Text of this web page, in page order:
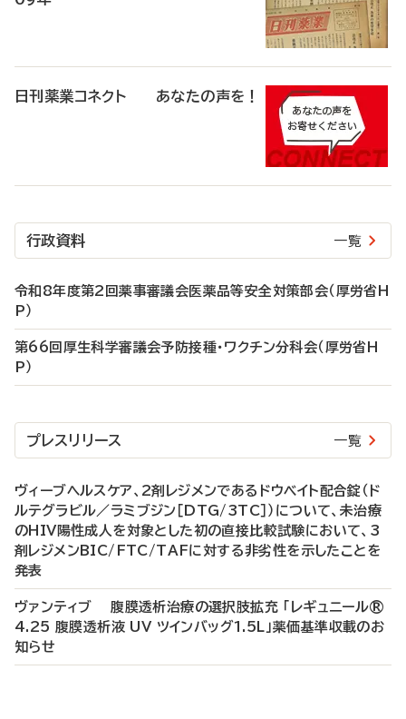
日刊薬業コネクト あなたの声を！
行政資料 一覧
令和8年度第2回薬事審議会医薬品等安全対策部会（厚労省H
P）
第66回厚生科学審議会予防接種・ワクチン分科会（厚労省H
P）
プレスリリース 一覧
ヴィーブヘルスケア、2剤レジメンであるドウベイト配合錠（ド
ルテグラビル／ラミブジン［DTG/3TC］）について、未治療
のHIV陽性成人を対象とした初の直接比較試験において、3
剤レジメンBIC/FTC/TAFに対する非劣性を示したことを
発表
ヴァンティブ 腹膜透析治療の選択肢拡充 「レギュニール®
4.25 腹膜透析液 UV ツインバッグ1.5L」薬価基準収載のお
知らせ